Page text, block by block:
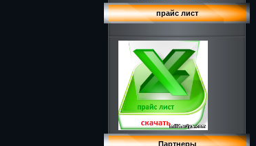
прайс лист
Партнеры